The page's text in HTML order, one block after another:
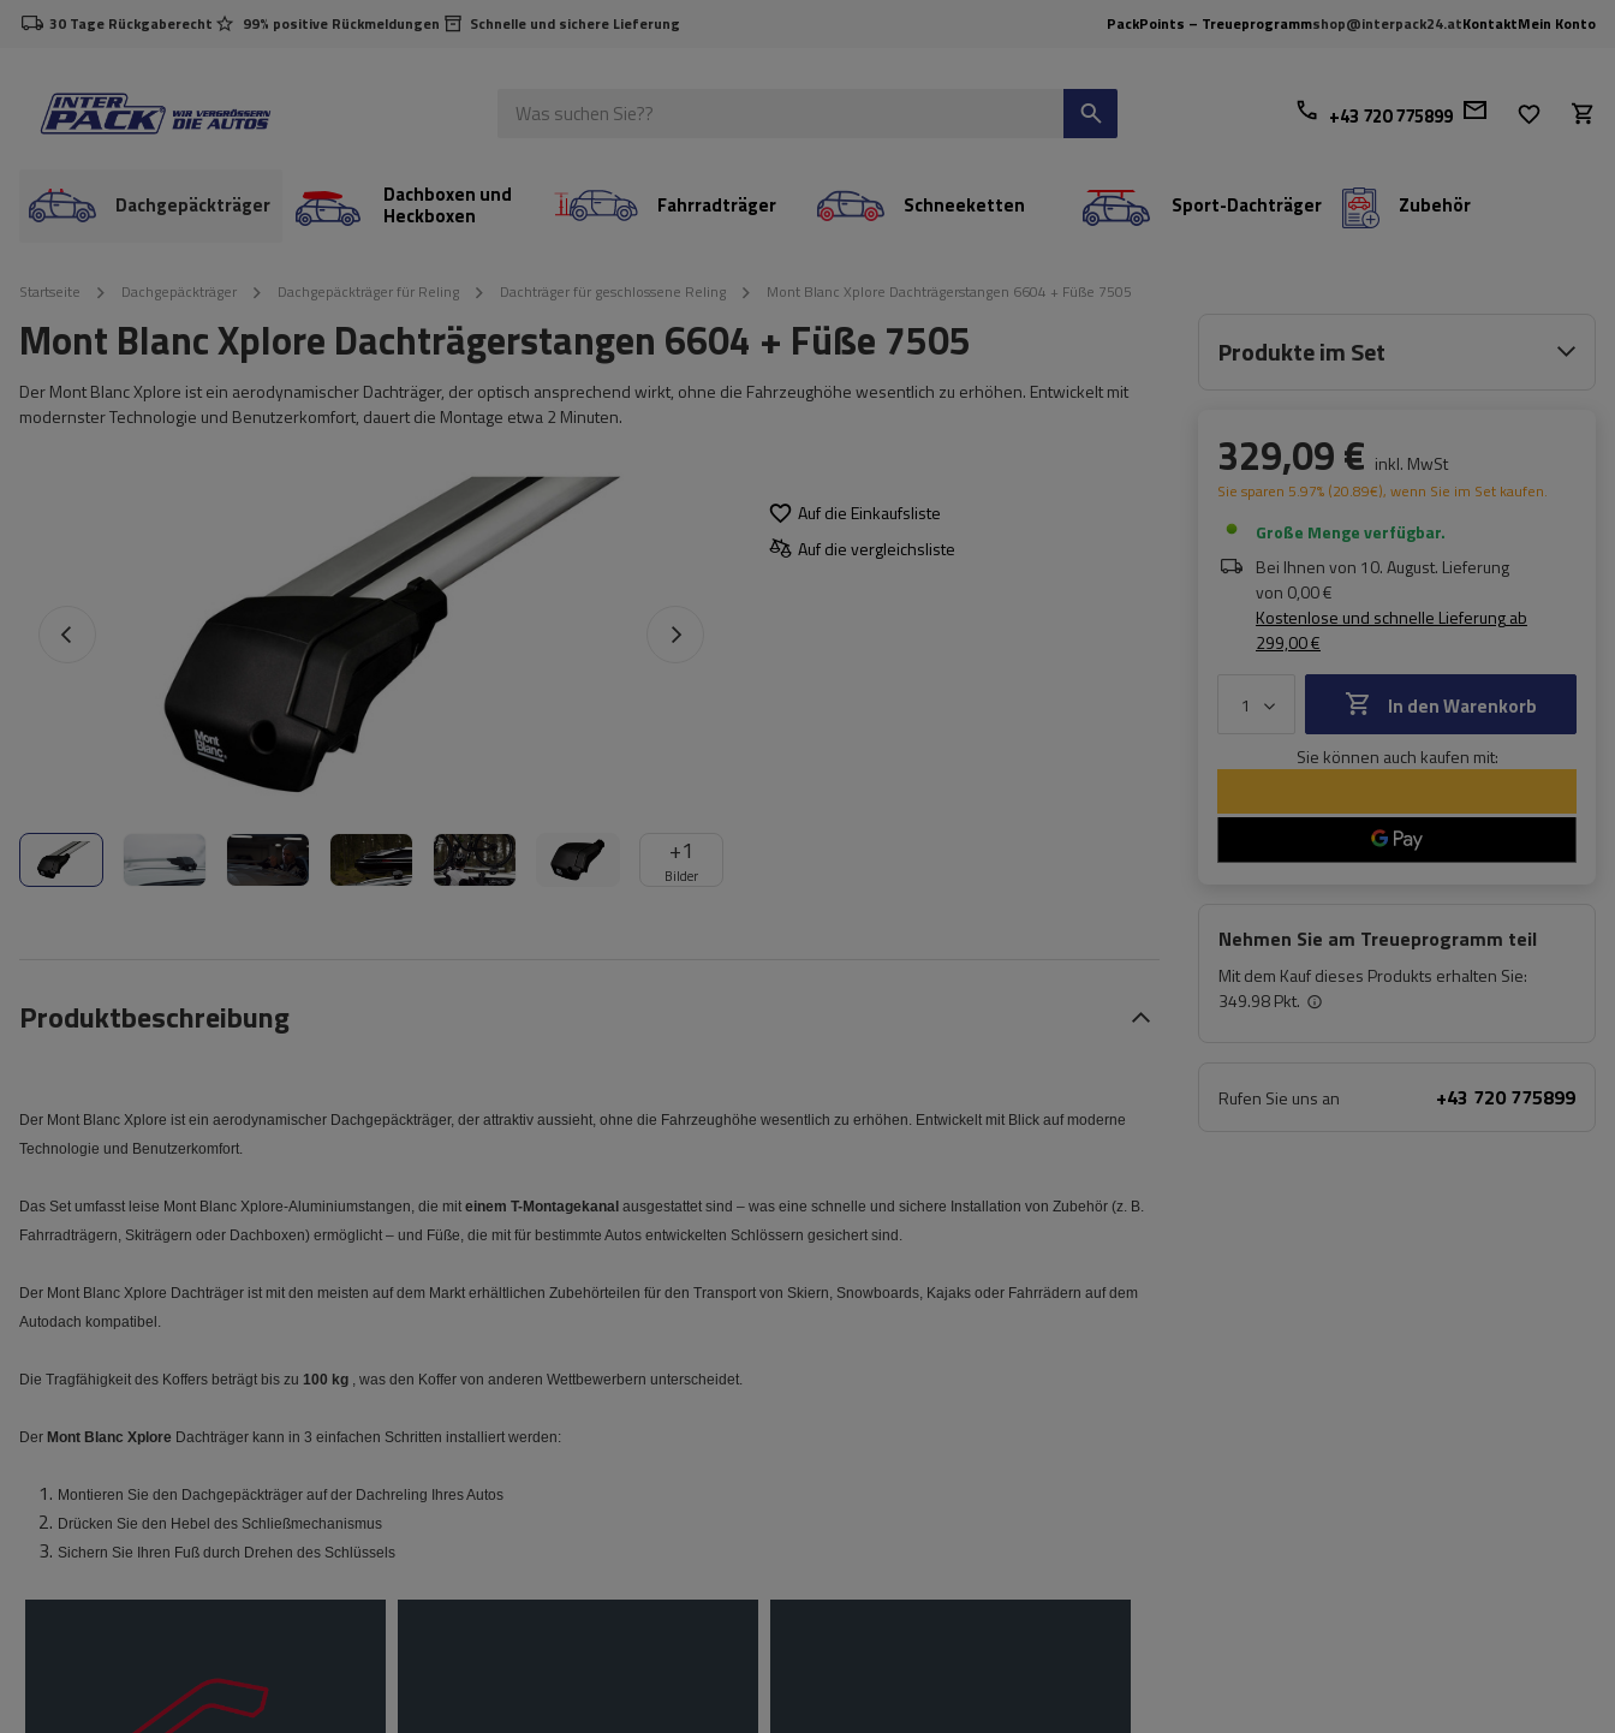
30 Tage Rückgaberecht 99% positive Rückmeldungen Schnelle und sichere Lieferung PackPoints – Treueprogrammshop@interpack24.atKontaktMein Konto
+43 720 775899
Dachgepäckträger Dachboxen und
Heckboxen Fahrradträger Schneeketten Sport-Dachträger Zubehör
Startseite Dachgepäckträger Dachgepäckträger für Reling Dachträger für geschlossene Reling Mont Blanc Xplore Dachträgerstangen 6604 + Füße 7505
Mont Blanc Xplore Dachträgerstangen 6604 + Füße 7505
Der Mont Blanc Xplore ist ein aerodynamischer Dachträger, der optisch ansprechend wirkt, ohne die Fahrzeughöhe wesentlich zu erhöhen. Entwickelt mit
modernster Technologie und Benutzerkomfort, dauert die Montage etwa 2 Minuten.
+1
Bilder
Auf die Einkaufsliste
Auf die vergleichsliste
Produkte im Set
329,09 € inkl. MwSt
Sie sparen 5.97% (20.89€), wenn Sie im Set kaufen.
Große Menge verfügbar
Bei Ihnen von 10. August. Lieferung
von 0,00 €
Kostenlose und schnelle Lieferungab
299,00 €
In den Warenkorb
Sie können auch kaufen mit:
Nehmen Sie am Treueprogramm teil
Mit dem Kauf dieses Produkts erhalten Sie:
349.98 Pkt.
Rufen Sie uns an +43 720 775899
Produktbeschreibung
Der Mont Blanc Xplore ist ein aerodynamischer Dachgepäckträger, der attraktiv aussieht, ohne die Fahrzeughöhe wesentlich zu erhöhen. Entwickelt mit Blick auf moderne
Technologie und Benutzerkomfort.
Das Set umfasst leise Mont Blanc Xplore-Aluminiumstangen, die mit einem T-Montagekanal ausgestattet sind – was eine schnelle und sichere Installation von Zubehör (z. B.
Fahrradträgern, Skiträgern oder Dachboxen) ermöglicht – und Füße, die mit für bestimmte Autos entwickelten Schlössern gesichert sind.
Der Mont Blanc Xplore Dachträger ist mit den meisten auf dem Markt erhältlichen Zubehörteilen für den Transport von Skiern, Snowboards, Kajaks oder Fahrrädern auf dem
Autodach kompatibel.
Die Tragfähigkeit des Koffers beträgt bis zu 100 kg , was den Koffer von anderen Wettbewerbern unterscheidet.
Der Mont Blanc Xplore Dachträger kann in 3 einfachen Schritten installiert werden:
Montieren Sie den Dachgepäckträger auf der Dachreling Ihres Autos
Drücken Sie den Hebel des Schließmechanismus
Sichern Sie Ihren Fuß durch Drehen des Schlüssels